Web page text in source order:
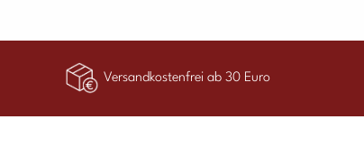
Versandkostenfrei ab 30 Euro